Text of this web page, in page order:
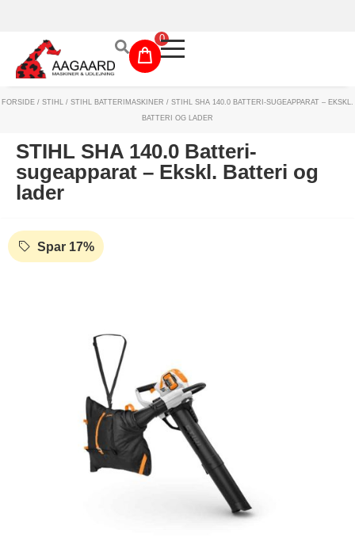
0
Maskinudlejning
Have- og parkmaskiner
Sikkerhed og tilbehør
Mærker
4.4 Google Reviews
4.7 Trustpilot
FORSIDE / STIHL / STIHL BATTERIMASKINER / STIHL SHA 140.0 BATTERI-SUGEAPPARAT – EKSKL.
BATTERI OG LADER
STIHL SHA 140.0 Batteri-
sugeapparat – Ekskl. Batteri og
lader
Spar 17%